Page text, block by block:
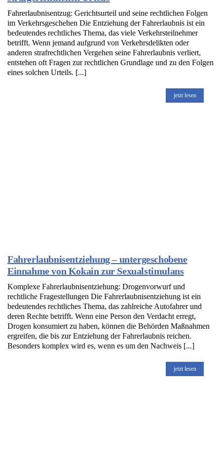
Fahrerlaubnisentzug: Gerichtsurteil und seine rechtlichen Folgen
im Verkehrsgeschehen Die Entziehung der Fahrerlaubnis ist ein
bedeutendes rechtliches Thema, das viele Verkehrsteilnehmer
betrifft. Wenn jemand aufgrund von Verkehrsdelikten oder
anderen strafrechtlichen Vergehen seine Fahrerlaubnis verliert,
entstehen oft Fragen zur rechtlichen Grundlage und zu den Folgen
eines solchen Urteils. [...]
jetzt lesen
Fahrerlaubnisentziehung – untergeschobene
Einnahme von Kokain zur Sexualstimulans
Komplexe Fahrerlaubnisentziehung: Drogenvorwurf und
rechtliche Fragestellungen Die Fahrerlaubnisentziehung ist ein
bedeutendes rechtliches Thema, das zahlreiche Autofahrer und
deren Rechte betrifft. Wenn eine Person den Verdacht erregt,
Drogen konsumiert zu haben, können die Behörden Maßnahmen
ergreifen, die bis zur Entziehung der Fahrerlaubnis reichen.
Besonders komplex wird es, wenn es um den Nachweis [...]
jetzt lesen